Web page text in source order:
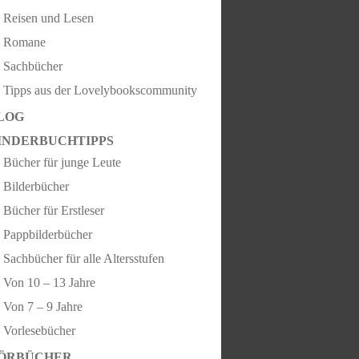
Reisen und Lesen
Romane
Sachbücher
Tipps aus der Lovelybookscommunity
Bücher für junge Leute
Bilderbücher
Bücher für Erstleser
Pappbilderbücher
Sachbücher für alle Altersstufen
Von 10 – 13 Jahre
Von 7 – 9 Jahre
Vorlesebücher